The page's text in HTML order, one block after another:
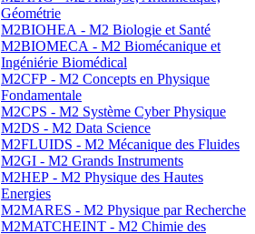
Géométrie
M2BIOHEA - M2 Biologie et Santé
M2BIOMECA - M2 Biomécanique et
Ingéniérie Biomédical
M2CFP - M2 Concepts en Physique
Fondamentale
M2CPS - M2 Système Cyber Physique
M2DS - M2 Data Science
M2FLUIDS - M2 Mécanique des Fluides
M2GI - M2 Grands Instruments
M2HEP - M2 Physique des Hautes
Energies
M2MARES - M2 Physique par Recherche
M2MATCHEINT - M2 Chimie des